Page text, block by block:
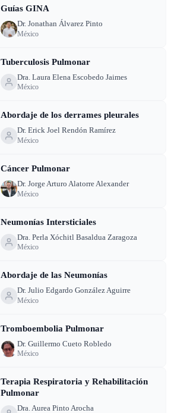
Guías GINA
Dr. Jonathan Álvarez Pinto
México
Tuberculosis Pulmonar
Dra. Laura Elena Escobedo Jaimes
México
Abordaje de los derrames pleurales
Dr. Erick Joel Rendón Ramírez
México
Cáncer Pulmonar
Dr. Jorge Arturo Alatorre Alexander
México
Neumonías Intersticiales
Dra. Perla Xóchitl Basaldua Zaragoza
México
Abordaje de las Neumonías
Dr. Julio Edgardo González Aguirre
México
Tromboembolia Pulmonar
Dr. Guillermo Cueto Robledo
México
Terapia Respiratoria y Rehabilitación
Pulmonar
Dra. Aurea Pinto Arocha